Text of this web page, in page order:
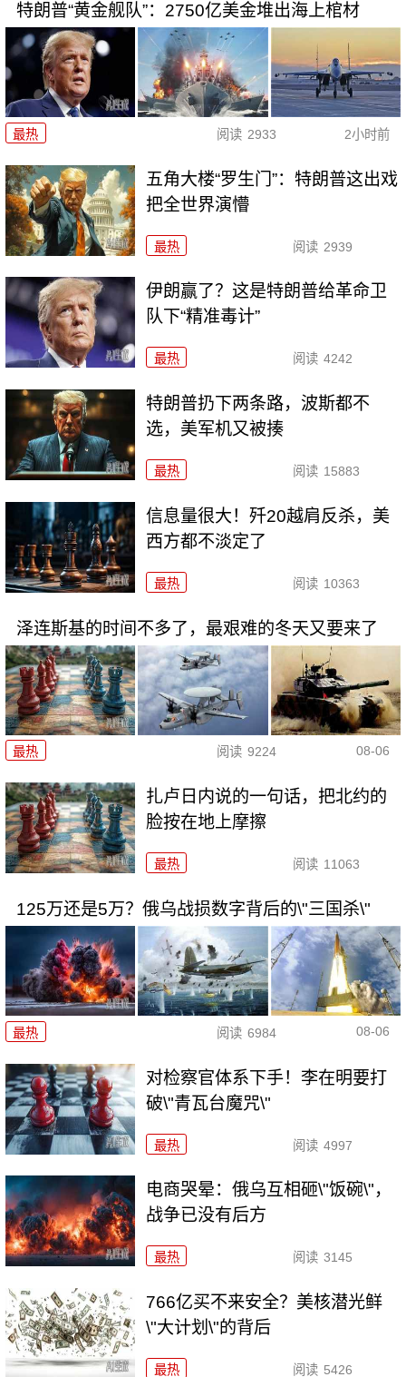
特朗普“黄金舰队”：2750亿美金堆出海上棺材
最热 阅读 2933 2小时前
五角大楼“罗生门”：特朗普这出戏
把全世界演懵
最热 阅读 2939
伊朗赢了？这是特朗普给革命卫
队下“精准毒计”
最热 阅读 4242
特朗普扔下两条路，波斯都不
选，美军机又被揍
最热 阅读 15883
信息量很大！歼20越肩反杀，美
西方都不淡定了
最热 阅读 10363
泽连斯基的时间不多了，最艰难的冬天又要来了
最热 阅读 9224 08-06
扎卢日内说的一句话，把北约的
脸按在地上摩擦
最热 阅读 11063
125万还是5万？俄乌战损数字背后的\"三国杀\"
最热 阅读 6984 08-06
对检察官体系下手！李在明要打
破\"青瓦台魔咒\"
最热 阅读 4997
电商哭晕：俄乌互相砸\"饭碗\"，
战争已没有后方
最热 阅读 3145
766亿买不来安全？美核潜光鲜
\"大计划\"的背后
最热 阅读 5426